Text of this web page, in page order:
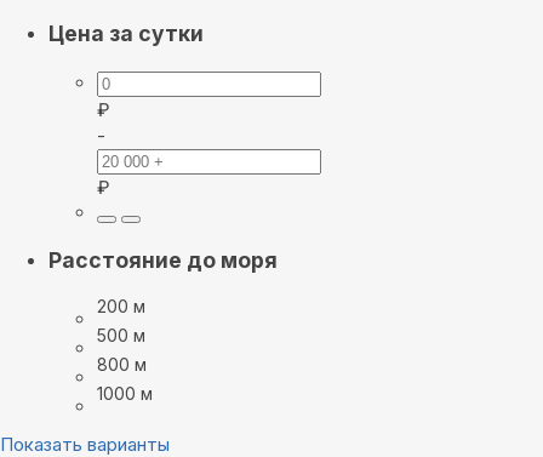
Цена за сутки
₽
-
₽
Расстояние до моря
200 м
500 м
800 м
1000 м
Показать варианты